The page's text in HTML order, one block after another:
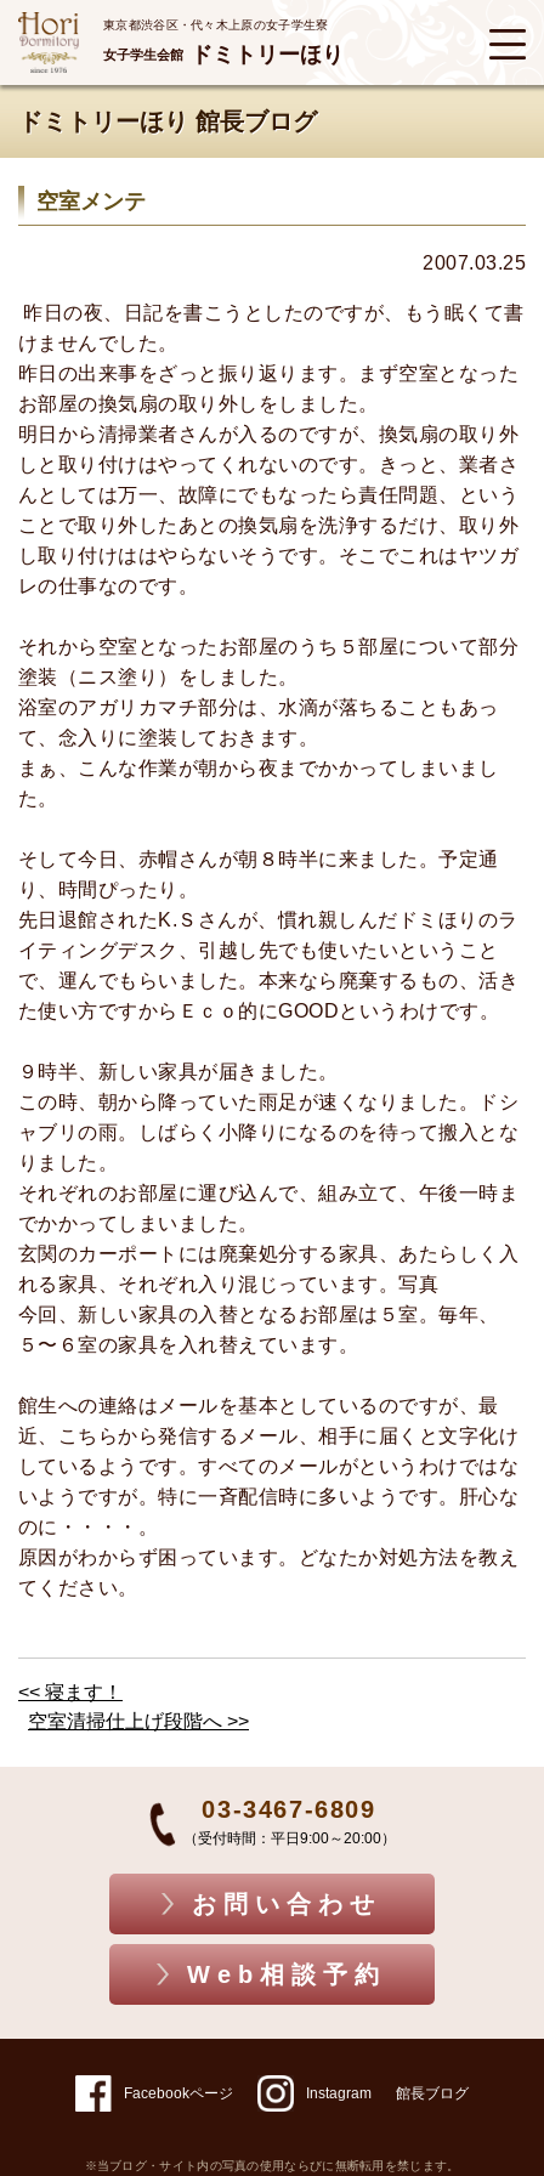
東京都渋谷区・代々木上原の女子学生寮
女子学生会館 ドミトリーほり
ドミトリーほり 館長ブログ
空室メンテ
2007.03.25
昨日の夜、日記を書こうとしたのですが、もう眠くて書
けませんでした。
昨日の出来事をざっと振り返ります。まず空室となった
お部屋の換気扇の取り外しをしました。
明日から清掃業者さんが入るのですが、換気扇の取り外
しと取り付けはやってくれないのです。きっと、業者さ
んとしては万一、故障にでもなったら責任問題、という
ことで取り外したあとの換気扇を洗浄するだけ、取り外
し取り付けははやらないそうです。そこでこれはヤツガ
レの仕事なのです。
それから空室となったお部屋のうち５部屋について部分
塗装（ニス塗り）をしました。
浴室のアガリカマチ部分は、水滴が落ちることもあっ
て、念入りに塗装しておきます。
まぁ、こんな作業が朝から夜までかかってしまいまし
た。
そして今日、赤帽さんが朝８時半に来ました。予定通
り、時間ぴったり。
先日退館されたK.Ｓさんが、慣れ親しんだドミほりのラ
イティングデスク、引越し先でも使いたいということ
で、運んでもらいました。本来なら廃棄するもの、活き
た使い方ですからＥｃｏ的にGOODというわけです。
９時半、新しい家具が届きました。
この時、朝から降っていた雨足が速くなりました。ドシ
ャブリの雨。しばらく小降りになるのを待って搬入とな
りました。
それぞれのお部屋に運び込んで、組み立て、午後一時ま
でかかってしまいました。
玄関のカーポートには廃棄処分する家具、あたらしく入
れる家具、それぞれ入り混じっています。写真
今回、新しい家具の入替となるお部屋は５室。毎年、
５〜６室の家具を入れ替えています。
館生への連絡はメールを基本としているのですが、最
近、こちらから発信するメール、相手に届くと文字化け
しているようです。すべてのメールがというわけではな
いようですが。特に一斉配信時に多いようです。肝心な
のに・・・・。
原因がわからず困っています。どなたか対処方法を教え
てください。
<< 寝ます！
空室清掃仕上げ段階へ >>
03-3467-6809
（受付時間：平日9:00～20:00）
お問い合わせ
Web相談予約
Facebookページ Instagram 館長ブログ
※当ブログ・サイト内の写真の使用ならびに無断転用を禁じます。